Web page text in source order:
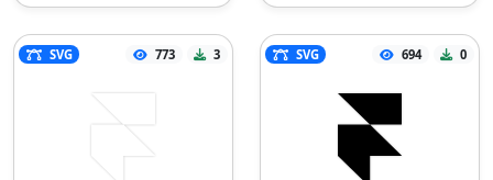
SVG 773 3 SVG 694 0